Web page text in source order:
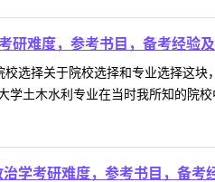
研难度，参考书目，备考经验
选择关于院校选择和专业选择这
土木水利专业在当时我所知的院
学考研难度，参考书目，备考